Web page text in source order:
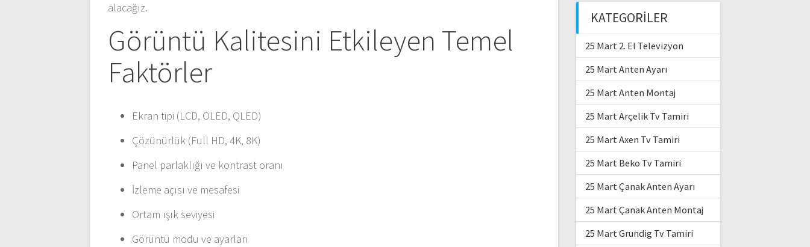
alacağız.
Görüntü Kalitesini Etkileyen Temel
Faktörler
Ekran tipi (LCD, OLED, QLED)
Çözünürlük (Full HD, 4K, 8K)
Panel parlaklığı ve kontrast oranı
İzleme açısı ve mesafesi
Ortam ışık seviyesi
Görüntü modu ve ayarları
KATEGORILER
25 Mart 2. El Televizyon
25 Mart Anten Ayarı
25 Mart Anten Montaj
25 Mart Arçelik Tv Tamiri
25 Mart Axen Tv Tamiri
25 Mart Beko Tv Tamiri
25 Mart Çanak Anten Ayarı
25 Mart Çanak Anten Montaj
25 Mart Grundig Tv Tamiri